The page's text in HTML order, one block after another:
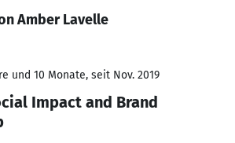
Amber Lavelle
und 10 Monate, seit Nov. 2019
Impact and Brand